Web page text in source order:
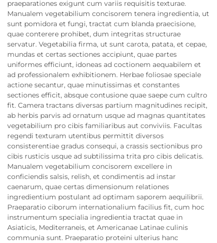
praeparationes exigunt cum variis requisitis texturae.
Manualem vegetabilium concisorem tenera ingredientia, ut
sunt pomidora et fungi, tractat cum blanda praecisione,
quae conterere prohibet, dum integritas structurae
servatur. Vegetabilia firma, ut sunt carota, patata, et cepae,
mundas et certas sectiones accipiunt, quae partes
uniformes efficiunt, idoneas ad coctionem aequabilem et
ad professionalem exhibitionem. Herbae foliosae speciale
actione secantur, quae minutissimas et constantes
sectiones efficit, absque contusione quae saepe cum cultro
fit. Camera tractans diversas partium magnitudines recipit,
ab herbis parvis ad ornatum usque ad magnas quantitates
vegetabilium pro cibis familiaribus aut conviviis. Facultas
regendi texturam utentibus permittit diversos
consisterentiae gradus consequi, a crassis sectionibus pro
cibis rusticis usque ad subtilissima trita pro cibis delicatis.
Manualem vegetabilium concisorem excellere in
conficiendis salsis, relish, et condimentis ad instar
caenarum, quae certas dimensionum relationes
ingredientium postulant ad optimam saporem aequilibrii.
Praeparatio ciborum internationalium facilius fit, cum hoc
instrumentum specialia ingredientia tractat quae in
Asiaticis, Mediterraneis, et Americanae Latinae culinis
communia sunt. Praeparatio proteini ulterius hanc